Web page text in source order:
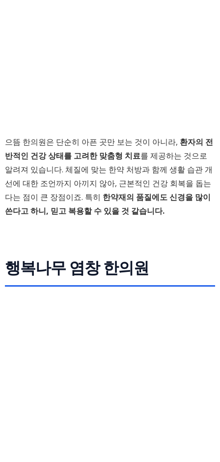
으뜸 한의원은 단순히 아픈 곳만 보는 것이 아니라, 환자의 전
반적인 건강 상태를 고려한 맞춤형 치료를 제공하는 것으로
알려져 있습니다. 체질에 맞는 한약 처방과 함께 생활 습관 개
선에 대한 조언까지 아끼지 않아, 근본적인 건강 회복을 돕는
다는 점이 큰 장점이죠. 특히 한약재의 품질에도 신경을 많이
쓴다고 하니, 믿고 복용할 수 있을 것 같습니다.
행복나무 염창 한의원